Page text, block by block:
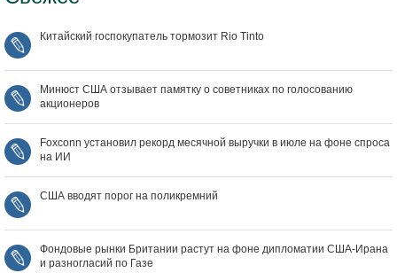
Китайский госпокупатель тормозит Rio Tinto
Минюст США отзывает памятку о советниках по голосованию
акционеров
Foxconn установил рекорд месячной выручки в июле на фоне спроса
на ИИ
США вводят порог на поликремний
Фондовые рынки Британии растут на фоне дипломатии США‑Ирана
и разногласий по Газе